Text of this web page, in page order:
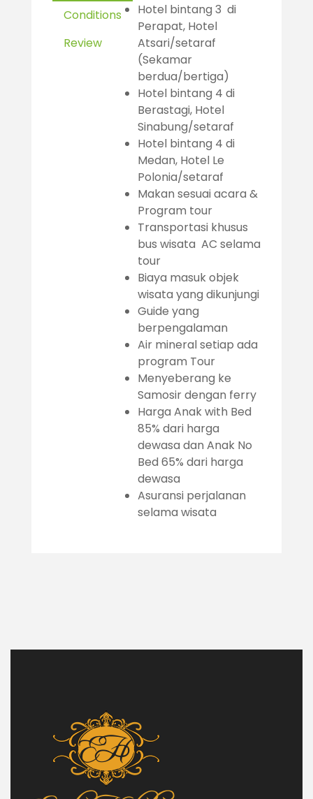
Conditions
Review
Hotel bintang 3 di
Perapat, Hotel
Atsari/setaraf
(Sekamar
berdua/bertiga)
Hotel bintang 4 di
Berastagi, Hotel
Sinabung/setaraf
Hotel bintang 4 di
Medan, Hotel Le
Polonia/setaraf
Makan sesuai acara &
Program tour
Transportasi khusus
bus wisata AC selama
tour
Biaya masuk objek
wisata yang dikunjungi
Guide yang
berpengalaman
Air mineral setiap ada
program Tour
Menyeberang ke
Samosir dengan ferry
Harga Anak with Bed
85% dari harga
dewasa dan Anak No
Bed 65% dari harga
dewasa
Asuransi perjalanan
selama wisata